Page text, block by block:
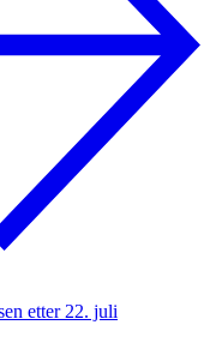
etter 22. juli